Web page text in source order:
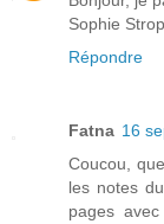
Sophie
Répondre
Fatna 16
Coucou,
les notes
pages